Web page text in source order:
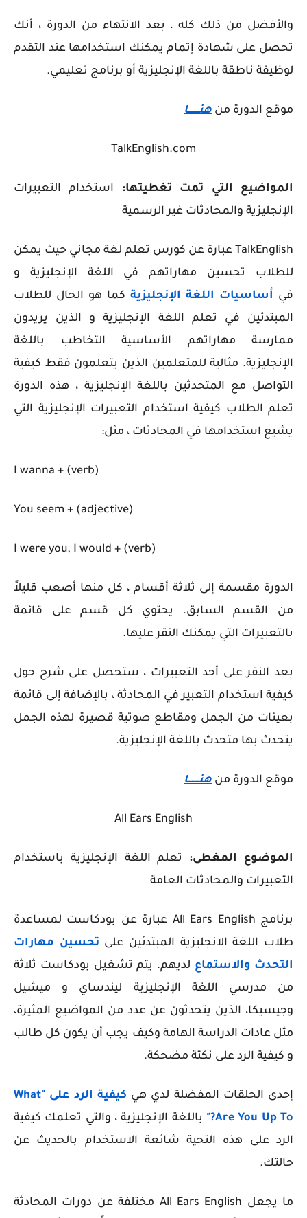
والأفضل من ذلك كله ، بعد الانتهاء من الدورة ، أنك
تحصل على شهادة إتمام يمكنك استخدامها عند التقدم
لوظيفة ناطقة باللغة الإنجليزية أو برنامج تعليمي.
موقع الدورة من هنــــــــا
TalkEnglish.com
المواضيع التي تمت تغطيتها: استخدام التعبيرات
الإنجليزية والمحادثات غير الرسمية
TalkEnglish عبارة عن كورس تعلم لغة مجاني حيث يمكن
للطلاب تحسين مهاراتهم في اللغة الإنجليزية و
في أساسيات اللغة الإنجليزية كما هو الحال للطلاب
المبتدئين في تعلم اللغة الإنجليزية و الذين يريدون
ممارسة مهاراتهم الأساسية التخاطب باللغة
الإنجليزية. مثالية للمتعلمين الذين يتعلمون فقط كيفية
التواصل مع المتحدثين باللغة الإنجليزية ، هذه الدورة
تعلم الطلاب كيفية استخدام التعبيرات الإنجليزية التي
يشيع استخدامها في المحادثات ، مثل:
I wanna + (verb)
You seem + (adjective)
I were you, I would + (verb)
الدورة مقسمة إلى ثلاثة أقسام ، كل منها أصعب قليلاً
من القسم السابق. يحتوي كل قسم على قائمة
بالتعبيرات التي يمكنك النقر عليها.
بعد النقر على أحد التعبيرات ، ستحصل على شرح حول
كيفية استخدام التعبير في المحادثة ، بالإضافة إلى قائمة
بعينات من الجمل ومقاطع صوتية قصيرة لهذه الجمل
يتحدث بها متحدث باللغة الإنجليزية.
موقع الدورة من هنــــــــا
All Ears English
الموضوع المغطى: تعلم اللغة الإنجليزية باستخدام
التعبيرات والمحادثات العامة
برنامج All Ears English عبارة عن بودكاست لمساعدة
طلاب اللغة الانجليزية المبتدئين على تحسين مهارات
التحدث والاستماع لديهم. يتم تشغيل بودكاست ثلاثة
من مدرسي اللغة الإنجليزية ليندساي و ميشيل
وجيسيكا، الذين يتحدثون عن عدد من المواضيع المثيرة،
مثل عادات الدراسة الهامة وكيف يجب أن يكون كل طالب
و كيفية الرد على نكتة مضحكة.
إحدى الحلقات المفضلة لدي هي كيفية الرد على "What
Are You Up To?
" باللغة الإنجليزية ، والتي تعلمك كيفية
الرد على هذه التحية شائعة الاستخدام بالحديث عن
حالتك.
ما يجعل All Ears English مختلفة عن دورات المحادثة